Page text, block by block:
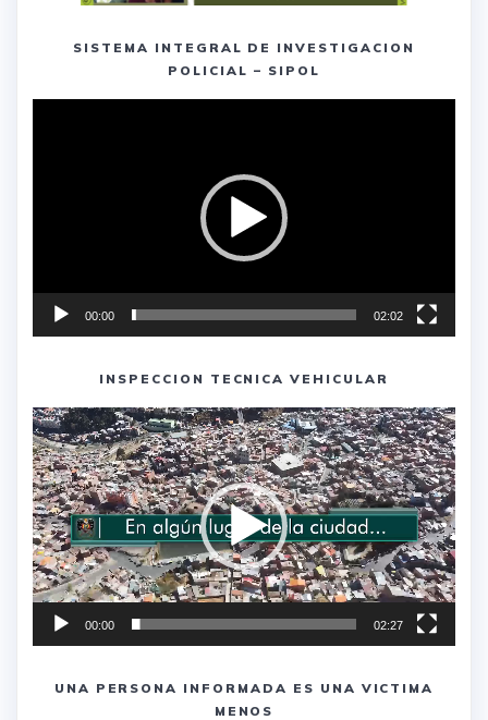
SISTEMA INTEGRAL DE INVESTIGACION
POLICIAL – SIPOL
00:00 02:02
INSPECCION TECNICA VEHICULAR
Reproductor
de
vídeo
00:00 02:27
UNA PERSONA INFORMADA ES UNA VICTIMA
MENOS